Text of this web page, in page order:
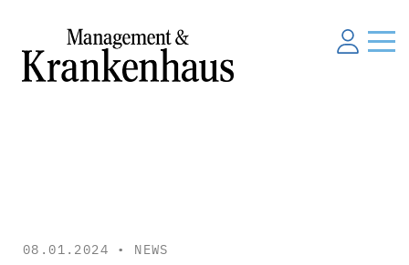
08.01.2024 • NEWS